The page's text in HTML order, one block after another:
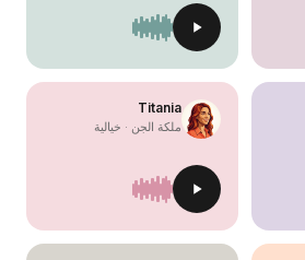
Titania
ملكة الجن · خيالية